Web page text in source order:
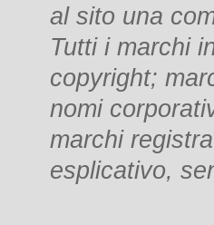
al sito una
Tutti i marchi
copyright;
nomi
marchi
esplicativo,